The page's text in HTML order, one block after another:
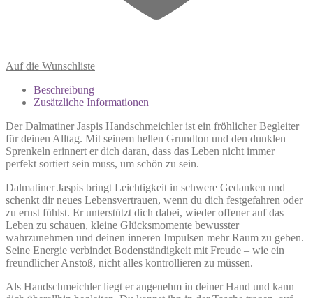
Auf die Wunschliste
Beschreibung
Zusätzliche Informationen
Der Dalmatiner Jaspis Handschmeichler ist ein fröhlicher Begleiter
für deinen Alltag. Mit seinem hellen Grundton und den dunklen
Sprenkeln erinnert er dich daran, dass das Leben nicht immer
perfekt sortiert sein muss, um schön zu sein.
Dalmatiner Jaspis bringt Leichtigkeit in schwere Gedanken und
schenkt dir neues Lebensvertrauen, wenn du dich festgefahren oder
zu ernst fühlst. Er unterstützt dich dabei, wieder offener auf das
Leben zu schauen, kleine Glücksmomente bewusster
wahrzunehmen und deinen inneren Impulsen mehr Raum zu geben.
Seine Energie verbindet Bodenständigkeit mit Freude – wie ein
freundlicher Anstoß, nicht alles kontrollieren zu müssen.
Als Handschmeichler liegt er angenehm in deiner Hand und kann